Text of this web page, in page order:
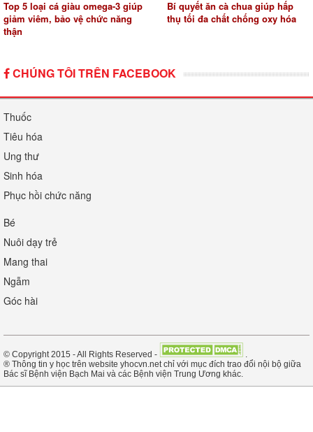
Top 5 loại cá giàu omega-3 giúp
giảm viêm, bảo vệ chức năng
thận
Bí quyết ăn cà chua giúp hấp
thụ tối đa chất chống oxy hóa
CHÚNG TÔI TRÊN FACEBOOK
Thuốc
Tiêu hóa
Ung thư
Sinh hóa
Phục hồi chức năng
Bé
Nuôi dạy trẻ
Mang thai
Ngẫm
Góc hài
© Copyright 2015 - All Rights Reserved -
.
® Thông tin y học trên website yhocvn.net chỉ với mục đích trao đổi nội bộ giữa
Bác sĩ Bệnh viện Bạch Mai và các Bệnh viện Trung Ương khác.